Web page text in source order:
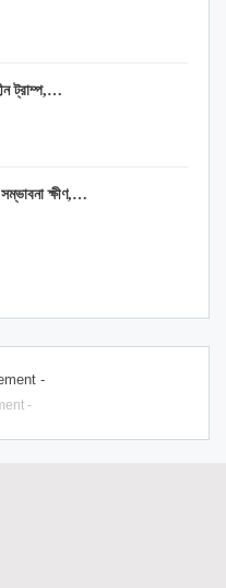
ট্রাম্প,…
ক্ষীণ,…
-